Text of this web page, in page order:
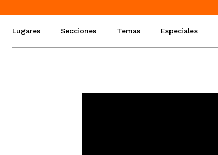
Lugares Secciones Temas Especiales